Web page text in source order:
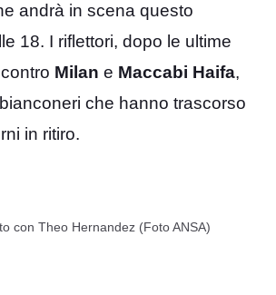
andrà in scena questo
18. I riflettori, dopo le ultime
Milan e Maccabi Haifa,
che hanno trascorso
in ritiro.
con Theo Hernandez (Foto ANSA)